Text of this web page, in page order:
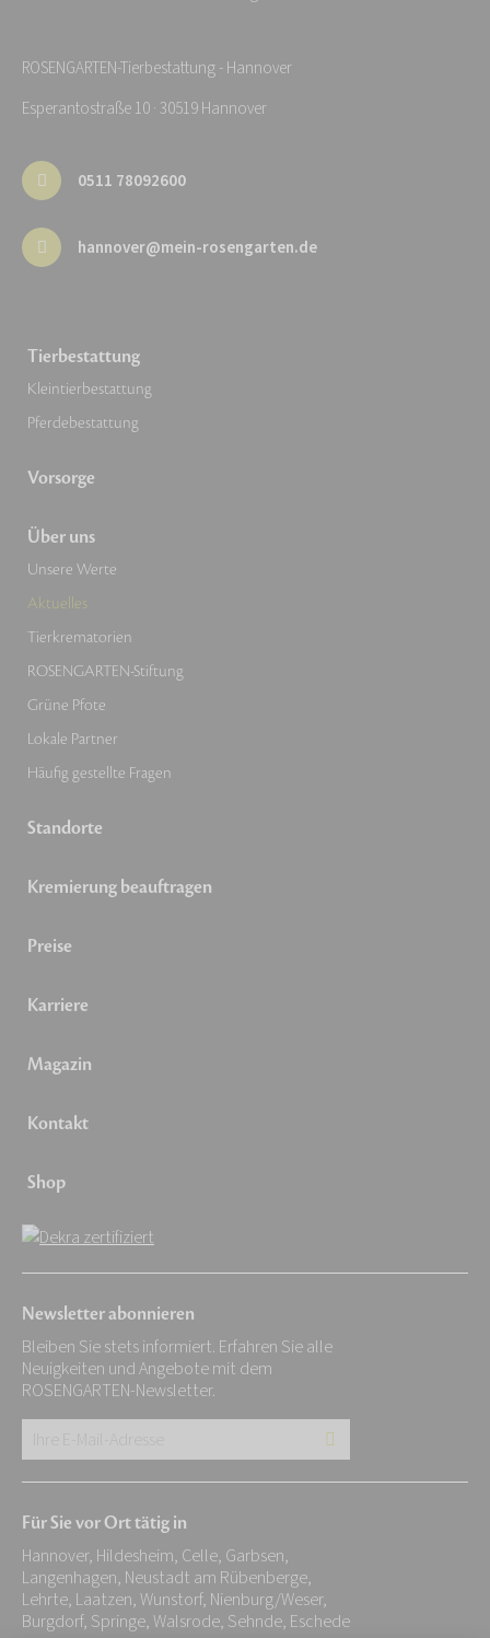
ROSENGARTEN-Tierbestattung - Hannover
Esperantostraße 10 · 30519 Hannover
0511 78092600
hannover@mein-rosengarten.de
Tierbestattung
Kleintierbestattung
Pferdebestattung
Vorsorge
Über uns
Unsere Werte
Aktuelles
Tierkrematorien
ROSENGARTEN-Stiftung
Grüne Pfote
Lokale Partner
Häufig gestellte Fragen
Standorte
Kremierung beauftragen
Preise
Karriere
Magazin
Kontakt
Shop
Newsletter abonnieren
Bleiben Sie stets informiert. Erfahren Sie alle
Neuigkeiten und Angebote mit dem
ROSENGARTEN-Newsletter.
Adresse:
*
Für Sie vor Ort tätig in
Hannover, Hildesheim, Celle, Garbsen,
Langenhagen, Neustadt am Rübenberge,
Lehrte, Laatzen, Wunstorf, Nienburg/Weser,
Burgdorf, Springe, Walsrode, Sehnde, Eschede